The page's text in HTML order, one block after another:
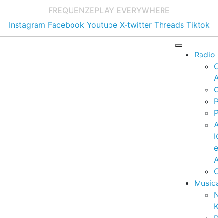
FREQUENZEPLAY EVERYWHERE
Instagram Facebook Youtube X-twitter Threads Tiktok
Radio
e